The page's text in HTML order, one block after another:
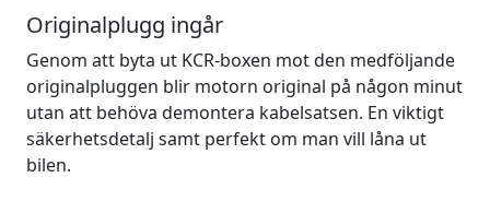
Originalplugg ingår
Genom att byta ut KCR-boxen mot den medföljande
originalpluggen blir motorn original på någon minut
utan att behöva demontera kabelsatsen. En viktigt
säkerhetsdetalj samt perfekt om man vill låna ut
bilen.